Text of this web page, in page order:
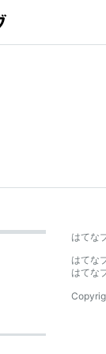
はてな
はてな
はてな